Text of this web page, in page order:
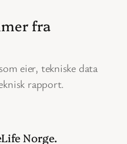
fra
eier, tekniske data
rapport.
Norge.